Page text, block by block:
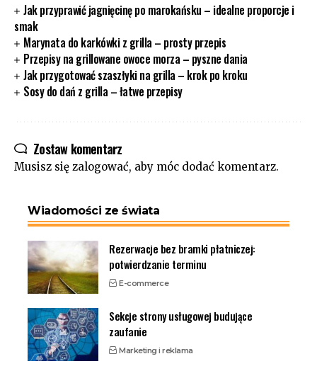
Jak przyprawić jagnięcinę po marokańsku – idealne proporcje i
smak
Marynata do karkówki z grilla – prosty przepis
Przepisy na grillowane owoce morza – pyszne dania
Jak przygotować szaszłyki na grilla – krok po kroku
Sosy do dań z grilla – łatwe przepisy
Zostaw komentarz
Musisz się zalogować, aby móc dodać komentarz.
Wiadomości ze świata
Rezerwacje bez bramki płatniczej:
potwierdzanie terminu
E-commerce
Sekcje strony usługowej budujące
zaufanie
Marketing i reklama